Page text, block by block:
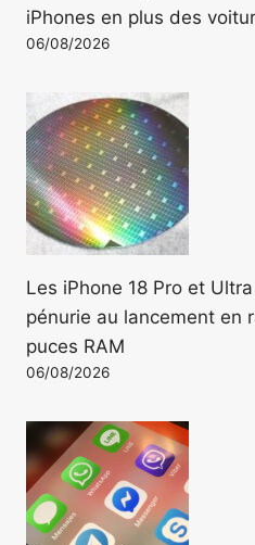
iPhones en plus des
06/08/2026
Les iPhone 18 Pro et
pénurie au lancement en
puces RAM
06/08/2026